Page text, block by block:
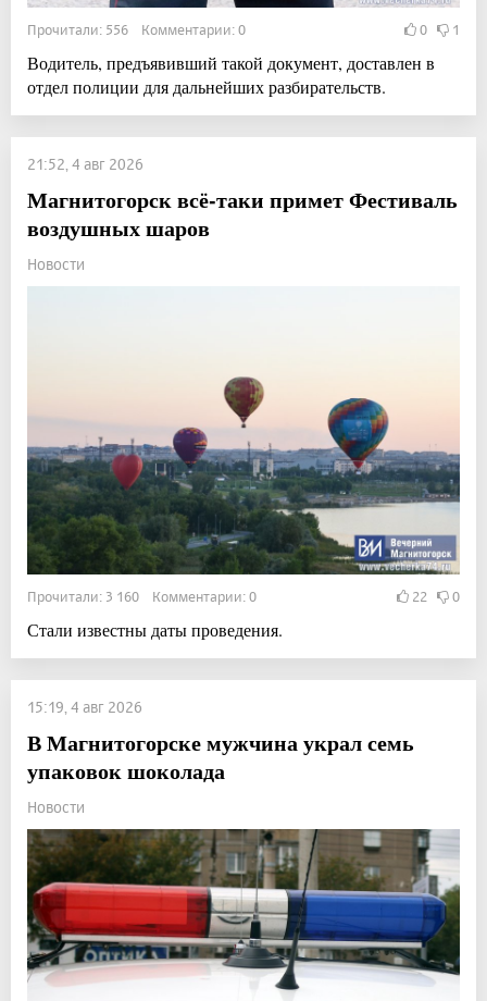
Прочитали: 556 Комментарии: 0 0 1
Водитель, предъявивший такой документ, доставлен в
отдел полиции для дальнейших разбирательств.
21:52, 4 авг 2026
Магнитогорск всё-таки примет Фестиваль
воздушных шаров
Новости
Прочитали: 3 160 Комментарии: 0 22 0
Стали известны даты проведения.
15:19, 4 авг 2026
В Магнитогорске мужчина украл семь
упаковок шоколада
Новости